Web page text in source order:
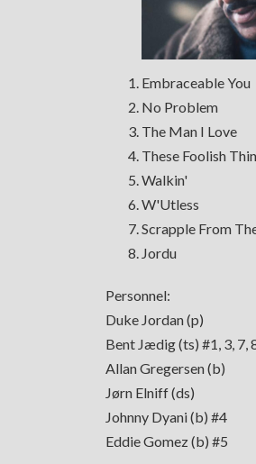
Embraceable You
No Problem
The Man I Love
These Foolish
Walkin'
W'Utless
Scrapple From
Jordu
Personnel:
Duke Jordan (p)
Bent Jædig (ts) #1, 3, 7,
Allan Gregersen (b)
Jørn Elniff (ds)
Johnny Dyani (b) #4
Eddie Gomez (b) #5